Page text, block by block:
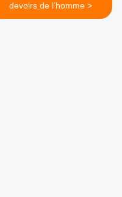
devoirs de l’homme >